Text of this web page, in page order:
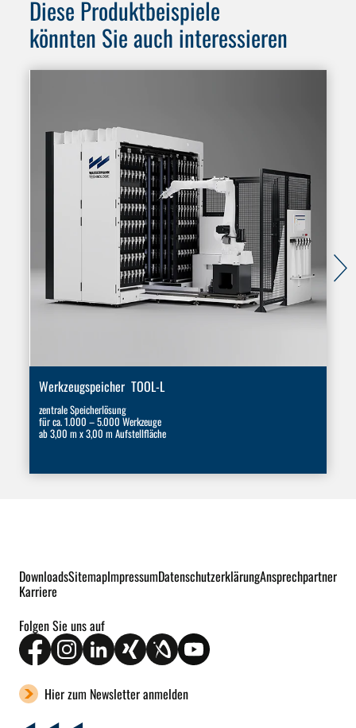
Diese Produktbeispiele
könnten Sie auch interessieren
Werkzeugspeicher TOOL-L
zentrale Speicherlösung
für ca. 1.000 – 5.000 Werkzeuge
ab 3,00 m x 3,00 m Aufstellfläche
DownloadsSitemapImpressumDatenschutzerklärungAnsprechpartner
Karriere
Folgen Sie uns auf
Hier zum Newsletter anmelden